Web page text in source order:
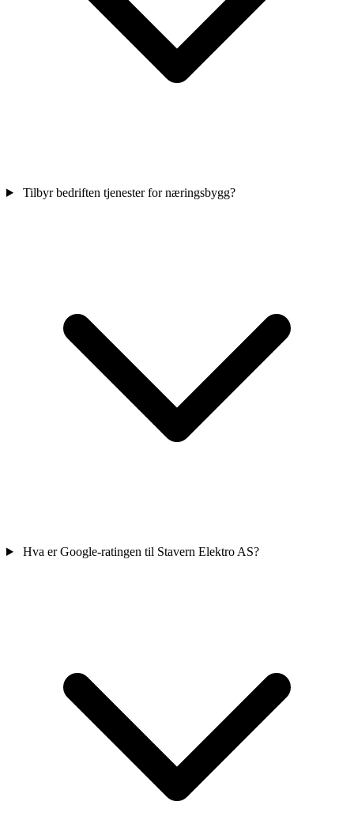
Tilbyr bedriften tjenester for næringsbygg?
Hva er Google-ratingen til Stavern Elektro AS?